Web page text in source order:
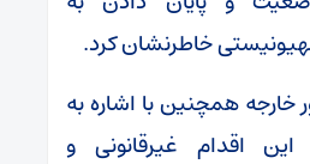
خاطرنشان کرد.
خارجه همچنین با اشاره به
اقدام غیرقانونی و